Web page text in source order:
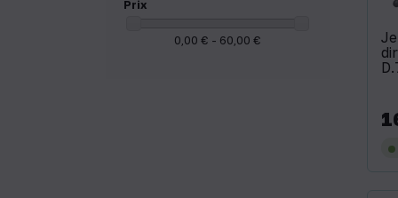
Prix
0,00 € - 60,00 €